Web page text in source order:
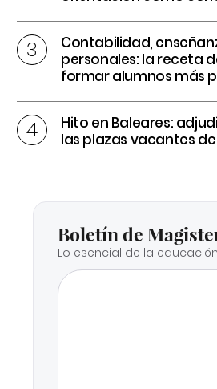
Contabilidad,
personales: la receta
formar alumnos más
Hito en Baleares:
las plazas vacantes
Boletín de
Lo esencial de la